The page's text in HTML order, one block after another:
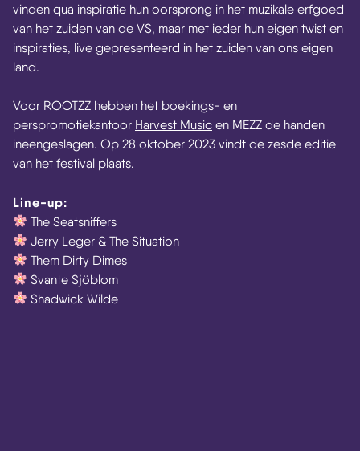
vinden qua inspiratie hun oorsprong in het muzikale erfgoed
van het zuiden van de VS, maar met ieder hun eigen twist en
inspiraties, live gepresenteerd in het zuiden van ons eigen
land.
Voor ROOTZZ hebben het boekings- en
perspromotiekantoor Harvest Music en MEZZ de handen
ineengeslagen. Op 28 oktober 2023 vindt de zesde editie
van het festival plaats.
Line-up:
The Seatsniffers
Jerry Leger & The Situation
Them Dirty Dimes
Svante Sjöblom
Shadwick Wilde